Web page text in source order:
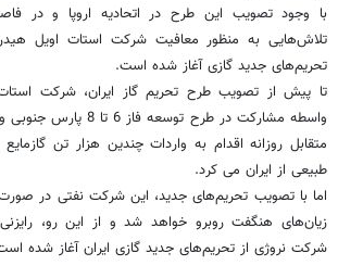
تلاش‌هایی به منظور معافیت شرکت استات اویل
تحریم‌های جدید گازی آغاز شده است.
تا پیش از تصویب طرح تحریم گاز ایران، شرکت
واسطه مشارکت در طرح
متقابل روزانه اقدام به واردات چندین هزار تن
طبیعی از ایران می کرد.
اما با تصویب تحریم‌های جدید، این شرکت نفتی در صورت
زیان‌های هنگفت روبرو خواهد شد و از این رو،
شرکت نروژی از تحریم‌های جدید گازی ایران آغاز شده